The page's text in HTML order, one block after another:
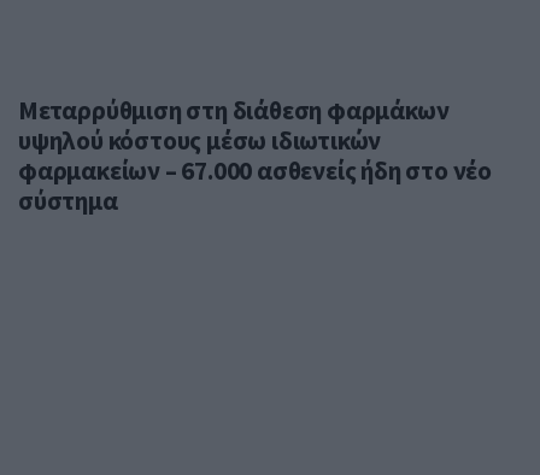
Μεταρρύθμιση στη διάθεση φαρμάκων
υψηλού κόστους μέσω ιδιωτικών
φαρμακείων – 67.000 ασθενείς ήδη στο νέο
σύστημα